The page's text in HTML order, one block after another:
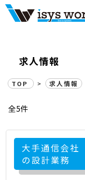
求人情報
TOP > 求人情報
全5件
大手通信会
の設計業務